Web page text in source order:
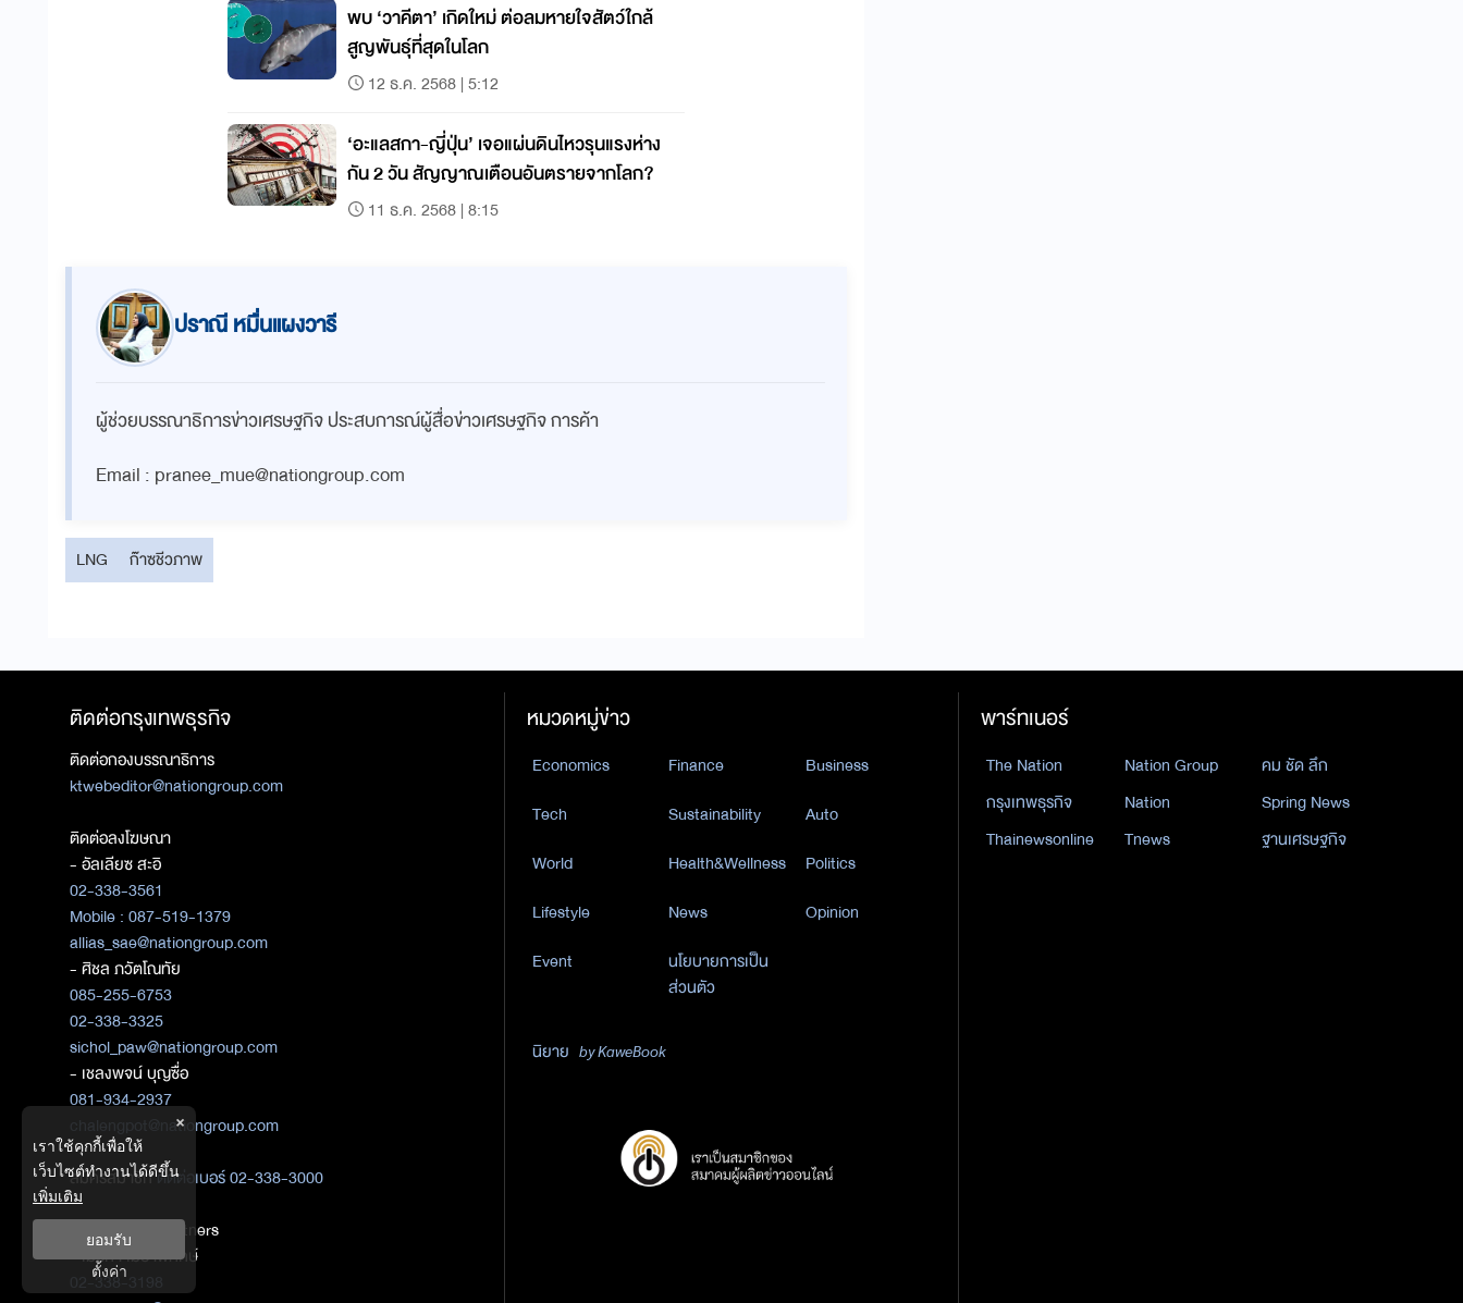
พบ ‘วาคีตา’ เกิดใหม่ ต่อลมหายใจสัตว์ใกล้
สูญพันธุ์ที่สุดในโลก
12 ธ.ค. 2568 | 5:12
‘อะแลสกา-ญี่ปุ่น’ เจอแผ่นดินไหวรุนแรงห่าง
กัน 2 วัน สัญญาณเตือนอันตรายจากโลก?
11 ธ.ค. 2568 | 8:15
ปราณี หมื่นแผงวารี
ผู้ช่วยบรรณาธิการข่าวเศรษฐกิจ ประสบการณ์ผู้สื่อข่าวเศรษฐกิจ การค้า
Email : pranee_mue@nationgroup.com
LNG ก๊าซชีวภาพ
ติดต่อกรุงเทพธุรกิจ
ติดต่อกองบรรณาธิการ
ktwebeditor@nationgroup.com
ติดต่อลงโฆษณา
- อัลเลียซ สะอิ
02-338-3561
Mobile : 087-519-1379
allias_sae@nationgroup.com
- ศิชล ภวัตโณทัย
085-255-6753
02-338-3325
sichol_paw@nationgroup.com
- เชลงพจน์ บุญซื่อ
081-934-2937
chalengpot@nationgroup.com
สมัครสมาชิกติดต่อเบอร์ 02-338-3000
ติดต่อ Media Partners
- เมธิกา เมธาพิทักษ์
02-338-3198
หมวดหมู่ข่าว
Economics Finance
Business
Tech
Sustainability
Auto
World
Health&Wellness
Politics
Lifestyle
News
Opinion
Event
นโยบายการเป็น
ส่วนตัว
นิยาย by KaweBook
พาร์ทเนอร์
The Nation Nation Group
คม ชัด ลึก
กรุงเทพธุรกิจ
Nation
Spring News
Thainewsonline
Tnews ฐานเศรษฐกิจ
×
เราใช้คุกกี้เพื่อให้
เว็บไซต์ทำงานได้ดีขึ้น
เพิ่มเติม
ยอมรับ
ตั้งค่า